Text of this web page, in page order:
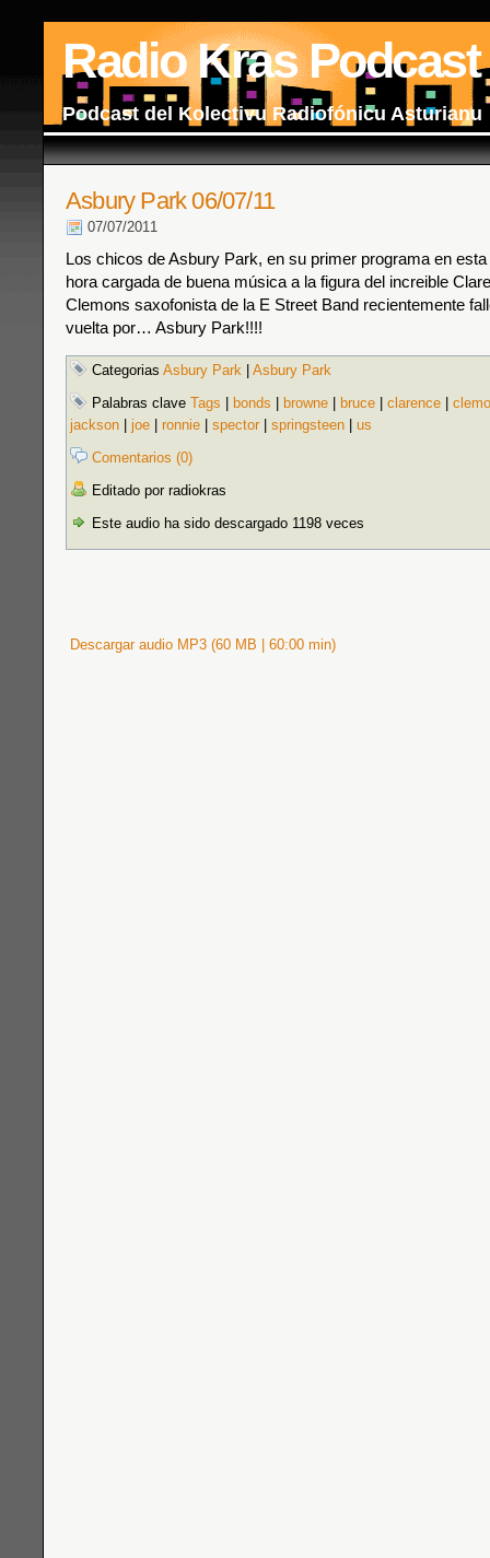
Radio Kras Podcast
Podcast del Kolectivu Radiofónicu Asturianu
Asbury Park 06/07/11
07/07/2011
Los chicos de Asbury Park, en su primer programa en
hora cargada de buena música a la figura del increible
Clemons saxofonista de la E Street Band recientemente
vuelta por… Asbury Park!!!!
Categorias Asbury Park
Asbury Park
Palabras clave Tags bonds browne bruce clarence
jackson
joe ronnie spector springsteen
us
Comentarios (0)
Editado por radiokras
Este audio ha sido descargado 1198 veces
Descargar audio MP3 (60 MB | 60:00 min)